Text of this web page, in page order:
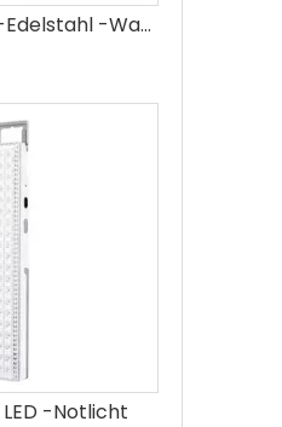
Unterwasser -Edelstahl -Wandmontage RGB Farbwechselschwimmbad Licht wechseln
-Notlicht